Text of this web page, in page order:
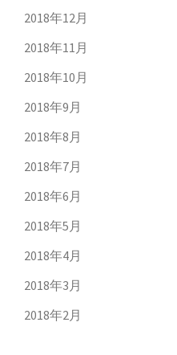
2018年12月
2018年11月
2018年10月
2018年9月
2018年8月
2018年7月
2018年6月
2018年5月
2018年4月
2018年3月
2018年2月